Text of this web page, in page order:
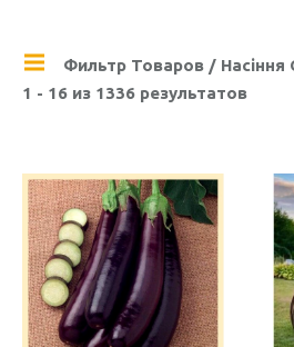
Фильтр Товаров / Насіння
1 - 16 из 1336 результатов